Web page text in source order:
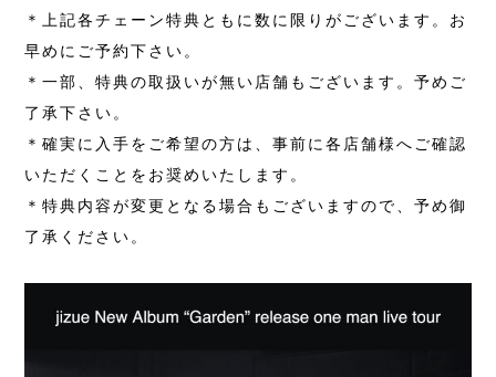
＊上記各チェーン特典ともに数に限りがございます。お
早めにご予約下さい。
＊一部、特典の取扱いが無い店舗もございます。予めご
了承下さい。
＊確実に入手をご希望の方は、事前に各店舗様へご確認
いただくことをお奨めいたします。
＊特典内容が変更となる場合もございますので、予め御
了承ください。